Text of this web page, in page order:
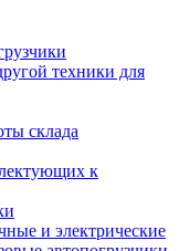
техники для
склада
к
и электрические